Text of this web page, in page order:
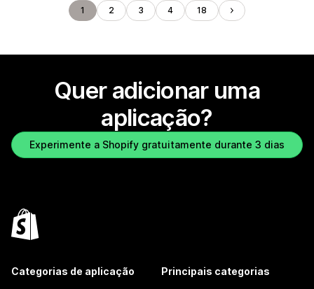
1 2 3 4 18
Quer adicionar uma
aplicação?
Experimente a Shopify gratuitamente durante 3 dias
Categorias de aplicação Principais categorias